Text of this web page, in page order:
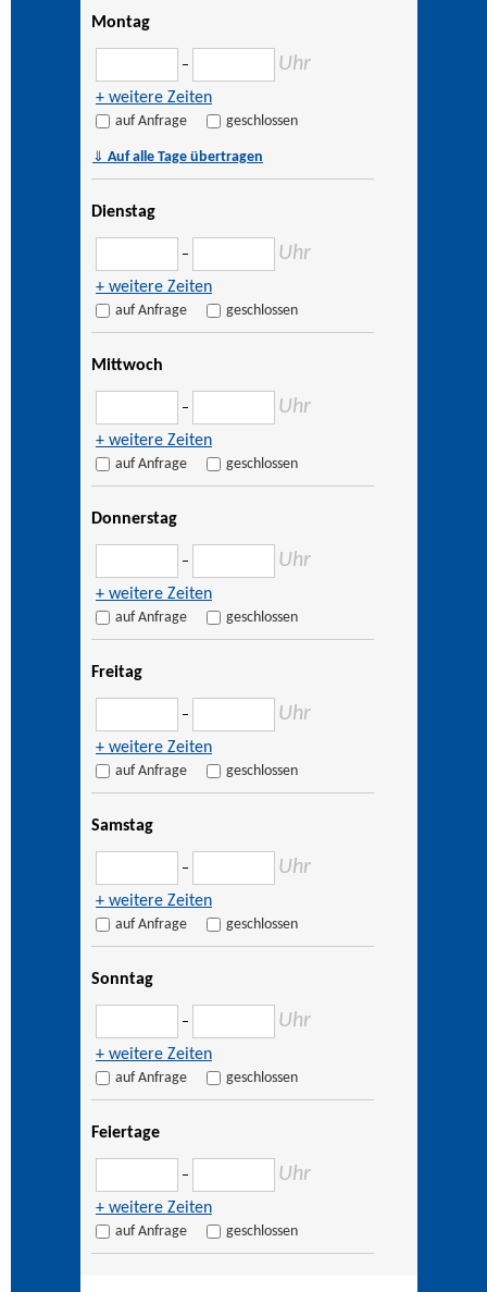
Montag
– Uhr
+ weitere Zeiten
auf Anfrage geschlossen
⇓ Auf alle Tage übertragen
Dienstag
– Uhr
+ weitere Zeiten
auf Anfrage geschlossen
Mittwoch
– Uhr
+ weitere Zeiten
auf Anfrage geschlossen
Donnerstag
– Uhr
+ weitere Zeiten
auf Anfrage geschlossen
Freitag
– Uhr
+ weitere Zeiten
auf Anfrage geschlossen
Samstag
– Uhr
+ weitere Zeiten
auf Anfrage geschlossen
Sonntag
– Uhr
+ weitere Zeiten
auf Anfrage geschlossen
Feiertage
– Uhr
+ weitere Zeiten
auf Anfrage geschlossen